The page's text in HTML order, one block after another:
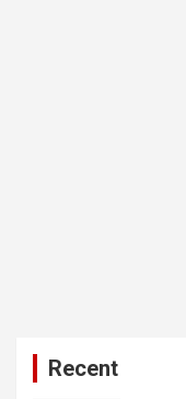
Recent